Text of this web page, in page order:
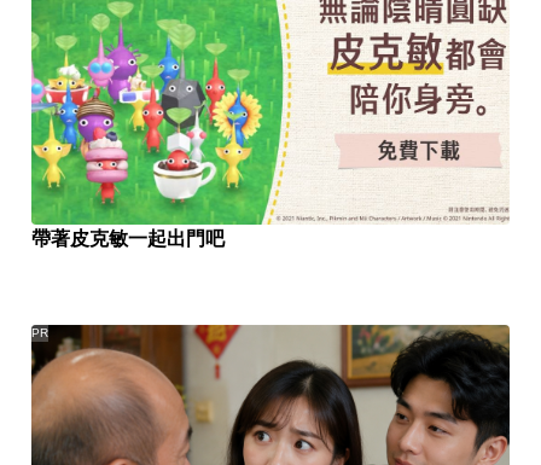
帶著皮克敏一起出門吧
PR